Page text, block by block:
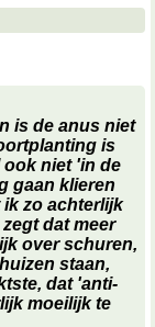
is de anus niet
is
niet 'in de
gaan klieren
ik zo achterlijk
dat meer
overschuren,
staan,
dat 'anti-
moeilijk te